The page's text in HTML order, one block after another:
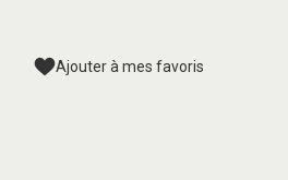
Ajouter à mes favoris